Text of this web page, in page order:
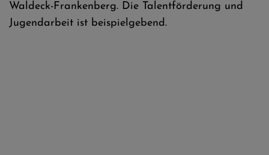
Waldeck-Frankenberg. Die Talentförderung und
Jugendarbeit ist beispielgebend.